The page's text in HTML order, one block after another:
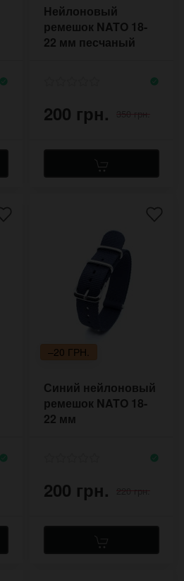
Нейлоновый
ремешок NATO 18-
22 мм песчаный
200 грн. 350 грн.
–20 ГРН.
Синий нейлоновый
ремешок NATO 18-
22 мм
200 грн. 220 грн.